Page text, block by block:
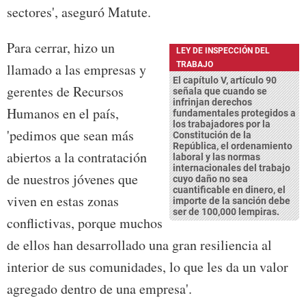
sectores', aseguró Matute.
LEY DE INSPECCIÓN DEL
TRABAJO
El capítulo V, artículo 90
señala que cuando se
infrinjan derechos
fundamentales protegidos a
los trabajadores por la
Constitución de la
República, el ordenamiento
laboral y las normas
internacionales del trabajo
cuyo daño no sea
cuantificable en dinero, el
importe de la sanción debe
ser de 100,000 lempiras.
Para cerrar, hizo un
llamado a las empresas y
gerentes de Recursos
Humanos en el país,
'pedimos que sean más
abiertos a la contratación
de nuestros jóvenes que
viven en estas zonas
conflictivas, porque muchos
de ellos han desarrollado una gran resiliencia al
interior de sus comunidades, lo que les da un valor
agregado dentro de una empresa'.